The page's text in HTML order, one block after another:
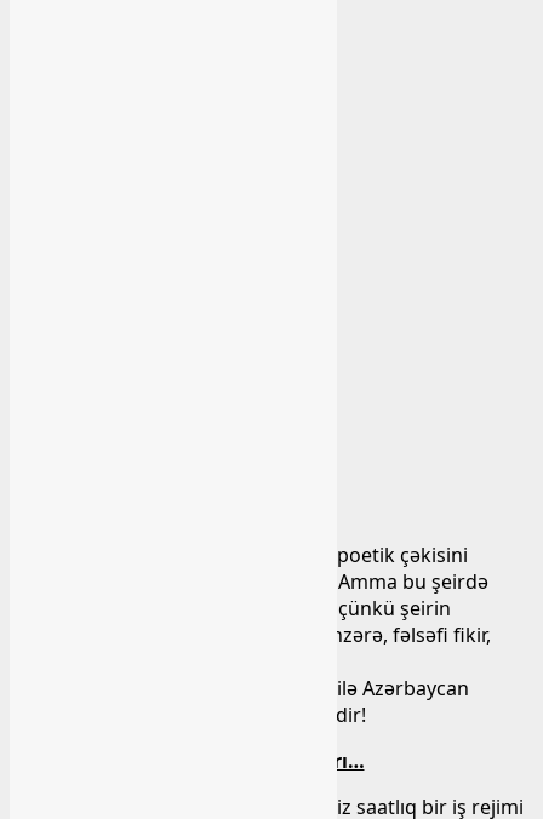
Hər bir yaxşı şeiri güclü edən, onun poetik çəkisini
artıran bir və ya bir neçə bəndi olur. Amma bu şeirdə
hansı misranı seçəsən, adam bilmir, çünkü şeirin
əvvəlindən axırına qədər poetik mənzərə, fəlsəfi fikir,
Düşünürəm ki, Mahir təkcə bu şeiri ilə Azərbaycan
poeziya tarixinə daxil edilməyə layiqdir!
Mahirin qayğıları…
Əlbəttə ö çətin sənət seçmişdi, səkkiz saatlıq bir iş rejimi